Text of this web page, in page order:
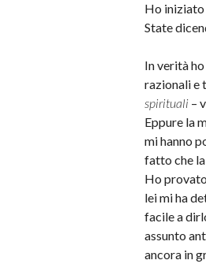
Ho iniziato
State
In verità
razionali e
spirituali–
Eppure la
mi hanno
fatto che
Ho
lei mi ha
facile a
assunto
ancora in